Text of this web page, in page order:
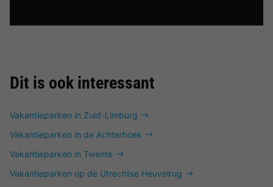
Dit is ook interessant
Vakantieparken in Zuid-Limburg
Vakantieparken in de Achterhoek
Vakantieparken in Twente
Vakantieparken op de Utrechtse Heuvelrug